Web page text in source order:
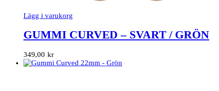
Lägg i varukorg
GUMMI CURVED – SVART / GRÖN
349,00 kr